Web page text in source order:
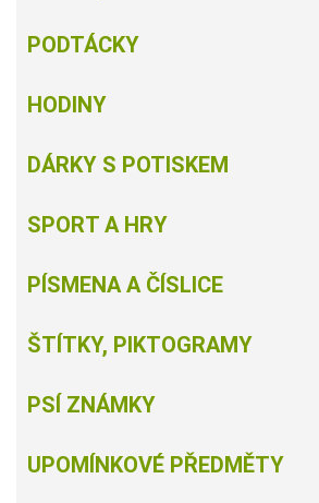
PODTÁCKY
HODINY
DÁRKY S POTISKEM
SPORT A HRY
PÍSMENA A ČÍSLICE
ŠTÍTKY, PIKTOGRAMY
PSÍ ZNÁMKY
UPOMÍNKOVÉ PŘEDMĚTY